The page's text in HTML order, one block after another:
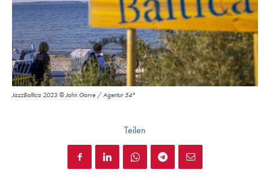
JazzBaltica 2023 © John Garve / Agentur 54°
Teilen